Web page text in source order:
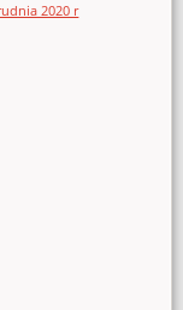
2020 r